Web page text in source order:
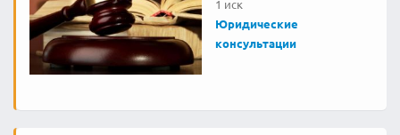
1 иск
Юридические
консультации